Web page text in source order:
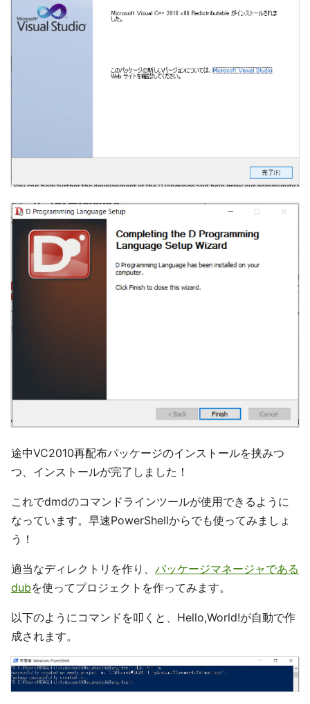
途中VC2010再配布パッケージのインストールを挟みつ
つ、インストールが完了しました！
これでdmdのコマンドラインツールが使用できるように
なっています。早速PowerShellからでも使ってみましょ
う！
適当なディレクトリを作り、 パッケージマネージャである
dubを使ってプロジェクトを作ってみます。
以下のようにコマンドを叩くと、Hello,World!が自動で作
成されます。